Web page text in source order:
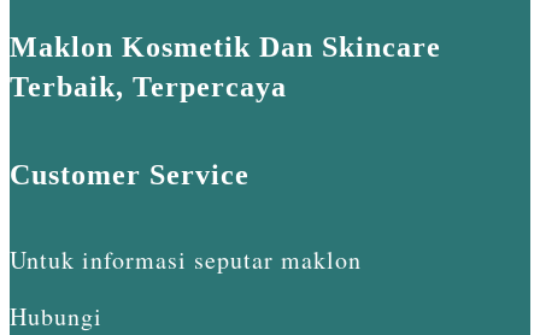
Maklon Kosmetik Dan Skincare
Terbaik, Terpercaya
Customer Service
Untuk informasi seputar maklon
Hubungi